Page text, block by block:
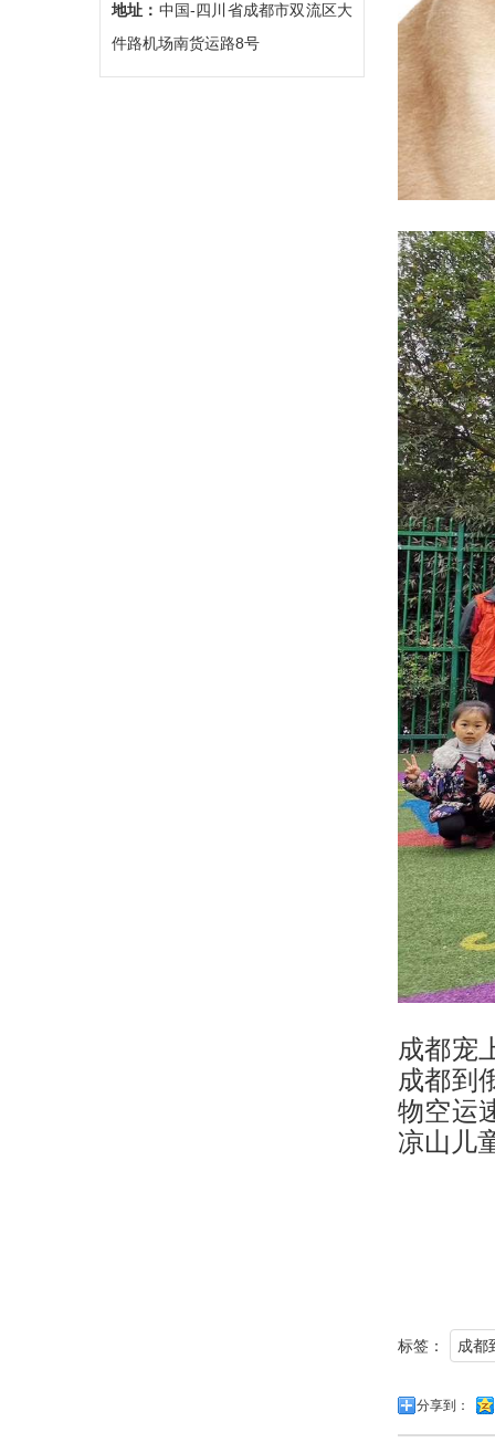
地址： 中国-四川省成都市双流区大
件路机场南货运路8号
成都宠
成都到
物空运
凉山儿
标签： 成都
分享到：